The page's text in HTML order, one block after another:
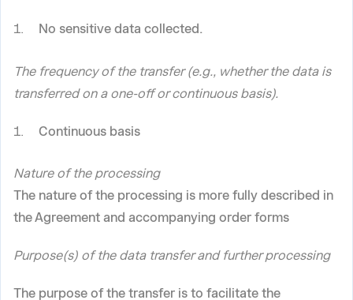
No sensitive data collected.
The frequency of the transfer (e.g., whether the data is
transferred on a one-off or continuous basis).
Continuous basis
Nature of the processing
The nature of the processing is more fully described in
the Agreement and accompanying order forms
Purpose(s) of the data transfer and further processing
The purpose of the transfer is to facilitate the